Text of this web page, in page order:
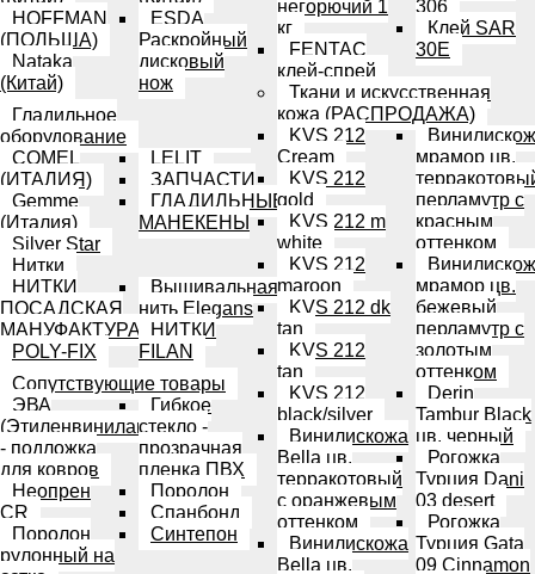
HOFFMAN
(ПОЛЬША)
Nataka
(Китай)
ESDA
Раскройный
дисковый
нож
Гладильное
оборудование
COMEL
(ИТАЛИЯ)
Gemme
(Италия)
Silver Star
LELIT
ЗАПЧАСТИ
ГЛАДИЛЬНЫЕ
МАНЕКЕНЫ
Нитки
НИТКИ
ПОСАДСКАЯ
МАНУФАКТУРА
POLY-FIX
Вышивальная
нить Elegans
НИТКИ
FILAN
Сопутствующие товары
ЭВА
(Этиленвинилацетат)
- подложка
для ковров
Неопрен
CR
Поролон
рулонный на
Гибкое
стекло -
прозрачная
пленка ПВХ
Поролон
Спанбонд
Синтепон
негорючий 1
кг
FENTAC
клей-спрей
306
Клей SAR
30E
Ткани и искусственная
кожа (РАСПРОДАЖА)
KVS 212
Cream
KVS 212
gold
KVS 212 m
white
KVS 212
maroon
KVS 212 dk
tan
KVS 212
tan
KVS 212
black/silver
Винилискожа
Bella цв.
терракотовый
с оранжевым
оттенком
Винилискожа
Bella цв.
мрамор цв.
перламутр с
красным
оттенком
мрамор цв.
бежевый
перламутр с
золотым
оттенком
Derin
Tambur Black
цв. черный
Рогожка
Турция Dani
03 desert
Рогожка
Турция Gata
09 Cinnamon